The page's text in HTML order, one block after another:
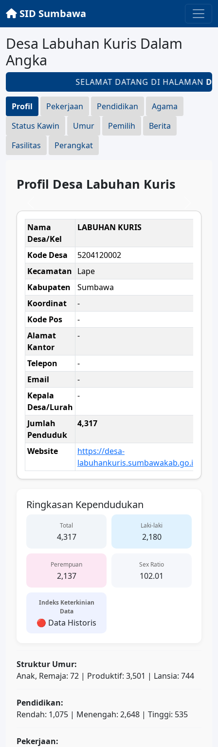
SID Sumbawa
Desa Labuhan Kuris Dalam
Angka
SELAMAT DATANG DI HALAMAN
Profil Pekerjaan Pendidikan
Agama
Status Kawin
Umur Pemilih
Berita
Fasilitas
Perangkat
Profil Desa Labuhan Kuris
Nama
Desa/Kel
LABUHAN KURIS
Kode Desa
5204120002
Kecamatan Lape
Kabupaten
Sumbawa
Koordinat
-
Kode Pos
-
Alamat
Kantor
-
Telepon
-
Email
-
Kepala
Desa/Lurah
-
Jumlah
Penduduk
4,317
Website
https://desa-
labuhankuris.sumbawakab.go.id
Ringkasan Kependudukan
Total
4,317
Laki-laki
2,180
Perempuan
2,137
Sex Ratio
102.01
Indeks Keterkinian
Data
🔴 Data Historis
Struktur Umur:
Anak, Remaja: 72 | Produktif: 3,501 | Lansia: 744
Pendidikan:
Rendah: 1,075 | Menengah: 2,648 | Tinggi: 535
Pekerjaan: